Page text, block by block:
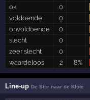
ok
0
voldoende
0
onvoldoende
0
slecht
0
zeer slecht
0
waardeloos
2 8%
Line-upDe Ster naar de Klote